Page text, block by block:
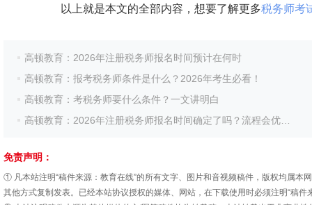
以上就是本文的全部内容，想要了解更多税务师考
高顿教育：2026年注册税务师报名时间预计在何时
高顿教育：报考税务师条件是什么？2026年考生必看！
高顿教育：考税务师要什么条件？一文讲明白
高顿教育：2026年注册税务师报名时间确定了吗？流程会优化吗？
免责声明：
① 凡本站注明“稿件来源：教育在线”的所有文字、图片和音视频稿件，版权均属
其他方式复制发表。已经本站协议授权的媒体、网站，在下载使用时必须注明“稿